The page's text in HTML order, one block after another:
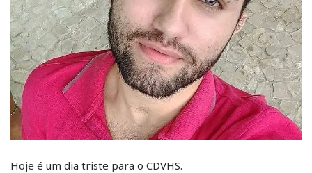
Hoje é um dia triste para o CDVHS.